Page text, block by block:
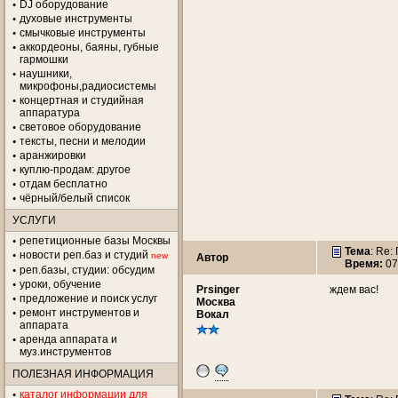
DJ оборудование
духовые инструменты
смычковые инструменты
аккордеоны, баяны, губные
гармошки
наушники,
микрофоны,радиосистемы
концертная и студийная
аппаратура
световое оборудование
тексты, песни и мелодии
аранжировки
куплю-продам: другое
отдам бесплатно
чёрный/белый список
УСЛУГИ
репетиционные базы Москвы
новости реп.баз и студий new
реп.базы, студии: обсудим
уроки, обучение
предложение и поиск услуг
ремонт инструментов и
аппарата
аренда аппарата и
муз.инструментов
ПОЛЕЗНАЯ ИНФОРМАЦИЯ
каталог информации для
Автор Тема: Re:
Время:
Prsinger
Москва
Вокал
ждем вас!